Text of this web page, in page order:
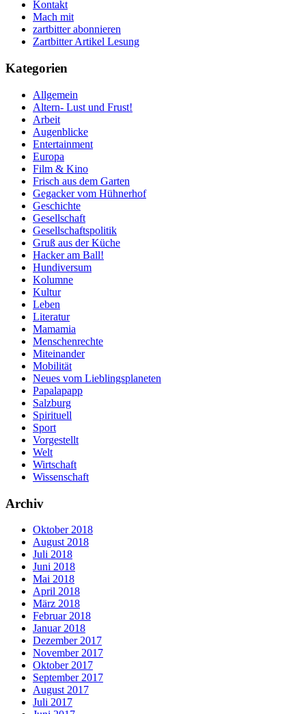
Kontakt
Mach mit
zartbitter abonnieren
Zartbitter Artikel Lesung
Kategorien
Allgemein
Altern- Lust und Frust!
Arbeit
Augenblicke
Entertainment
Europa
Film & Kino
Frisch aus dem Garten
Gegacker vom Hühnerhof
Geschichte
Gesellschaft
Gesellschaftspolitik
Gruß aus der Küche
Hacker am Ball!
Hundiversum
Kolumne
Kultur
Leben
Literatur
Mamamia
Menschenrechte
Miteinander
Mobilität
Neues vom Lieblingsplaneten
Papalapapp
Salzburg
Spirituell
Sport
Vorgestellt
Welt
Wirtschaft
Wissenschaft
Archiv
Oktober 2018
August 2018
Juli 2018
Juni 2018
Mai 2018
April 2018
März 2018
Februar 2018
Januar 2018
Dezember 2017
November 2017
Oktober 2017
September 2017
August 2017
Juli 2017